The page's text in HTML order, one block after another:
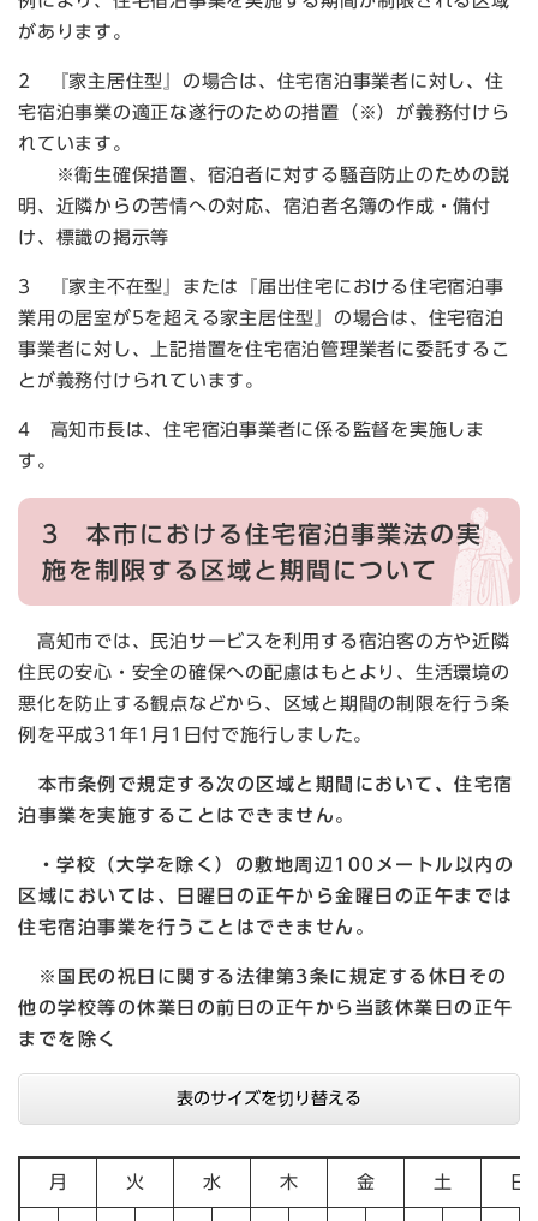
があります。
2 『家主居住型』の場合は、住宅宿泊事業者に対し、住
宅宿泊事業の適正な遂行のための措置（※）が義務付けら
れています。
※衛生確保措置、宿泊者に対する騒音防止のための説
明、近隣からの苦情への対応、宿泊者名簿の作成・備付
け、標識の掲示等
3 『家主不在型』または『届出住宅における住宅宿泊事
業用の居室が5を超える家主居住型』の場合は、住宅宿泊
事業者に対し、上記措置を住宅宿泊管理業者に委託するこ
とが義務付けられています。
4 高知市長は、住宅宿泊事業者に係る監督を実施しま
す。
3 本市における住宅宿泊事業法の実
施を制限する区域と期間について
高知市では、民泊サービスを利用する宿泊客の方や近隣
住民の安心・安全の確保への配慮はもとより、生活環境の
悪化を防止する観点などから、区域と期間の制限を行う条
例を平成31年1月1日付で施行しました。
本市条例で規定する次の区域と期間において、住宅宿
泊事業を実施することはできません。
・学校（大学を除く）の敷地周辺100メートル以内の
区域においては、日曜日の正午から金曜日の正午までは
住宅宿泊事業を行うことはできません。
※国民の祝日に関する法律第3条に規定する休日その
他の学校等の休業日の前日の正午から当該休業日の正午
までを除く
表のサイズを切り替える
月 火 水 木 金 土 日